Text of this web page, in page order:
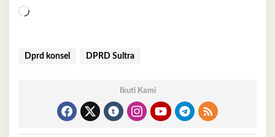
Memuat...
Dprd konsel DPRD Sultra
Ikuti Kami